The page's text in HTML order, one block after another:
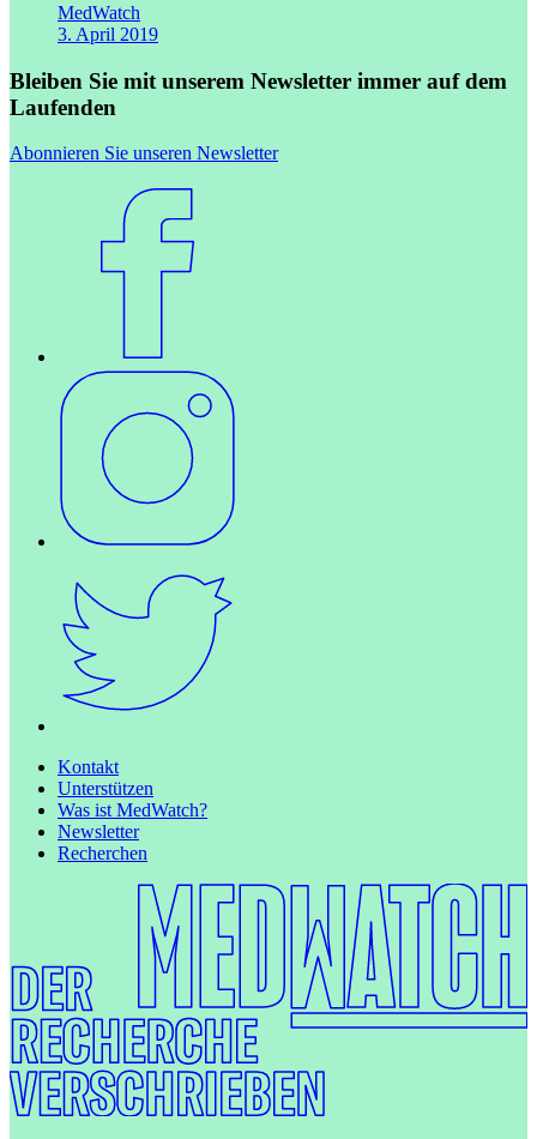
MedWatch
3. April 2019
Bleiben Sie mit unserem Newsletter immer auf dem
Laufenden
Abonnieren Sie unseren Newsletter
Kontakt
Unterstützen
Was ist MedWatch?
Newsletter
Recherchen